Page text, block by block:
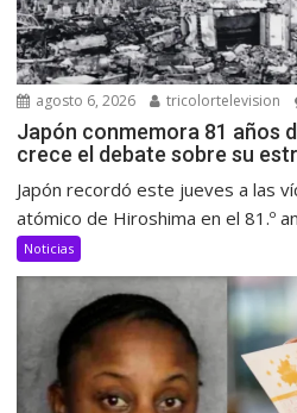
agosto 6, 2026 tricolortelevision
Japón conmemora 81 años
crece el debate sobre su
Japón recordó este jueves a las
atómico de Hiroshima en el 81.º
Noticias